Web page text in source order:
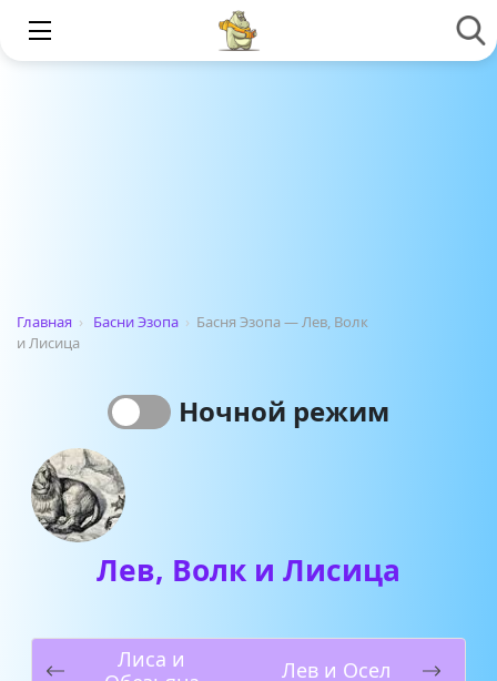
Главная › Басни Эзопа › Басня Эзопа — Лев, Волк
и Лисица
Ночной режим
Лев, Волк и Лисица
Лиса и
Лев и Осел